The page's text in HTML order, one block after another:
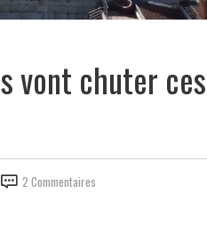
vont chuter ces
2 Commentaires